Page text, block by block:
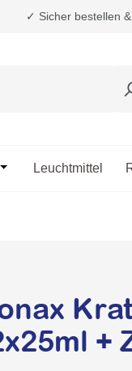
✓ Sicher bestellen
& Reinigung
der Kategorie Öle &
Öffne oder Schließe
Leuchtmittel
+